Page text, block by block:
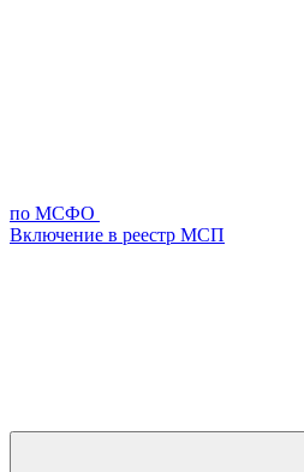
по МСФО
Включение в реестр МСП